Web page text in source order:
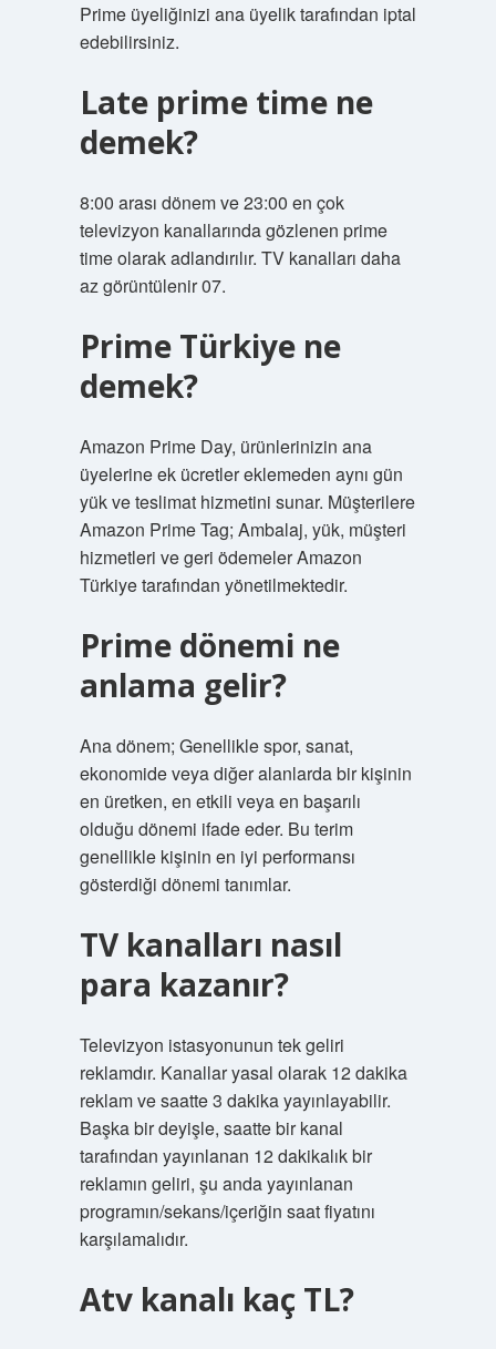
Prime üyeliğinizi ana üyelik tarafından iptal
edebilirsiniz.
Late prime time ne
demek?
8:00 arası dönem ve 23:00 en çok
televizyon kanallarında gözlenen prime
time olarak adlandırılır. TV kanalları daha
az görüntülenir 07.
Prime Türkiye ne
demek?
Amazon Prime Day, ürünlerinizin ana
üyelerine ek ücretler eklemeden aynı gün
yük ve teslimat hizmetini sunar. Müşterilere
Amazon Prime Tag; Ambalaj, yük, müşteri
hizmetleri ve geri ödemeler Amazon
Türkiye tarafından yönetilmektedir.
Prime dönemi ne
anlama gelir?
Ana dönem; Genellikle spor, sanat,
ekonomide veya diğer alanlarda bir kişinin
en üretken, en etkili veya en başarılı
olduğu dönemi ifade eder. Bu terim
genellikle kişinin en iyi performansı
gösterdiği dönemi tanımlar.
TV kanalları nasıl
para kazanır?
Televizyon istasyonunun tek geliri
reklamdır. Kanallar yasal olarak 12 dakika
reklam ve saatte 3 dakika yayınlayabilir.
Başka bir deyişle, saatte bir kanal
tarafından yayınlanan 12 dakikalık bir
reklamın geliri, şu anda yayınlanan
programın/sekans/içeriğin saat fiyatını
karşılamalıdır.
Atv kanalı kaç TL?